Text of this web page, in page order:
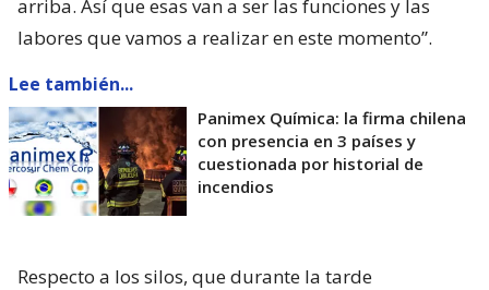
arriba. Así que esas van a ser las funciones y las
labores que vamos a realizar en este momento”.
Lee también...
Panimex Química: la firma chilena
con presencia en 3 países y
cuestionada por historial de
incendios
Respecto a los silos, que durante la tarde